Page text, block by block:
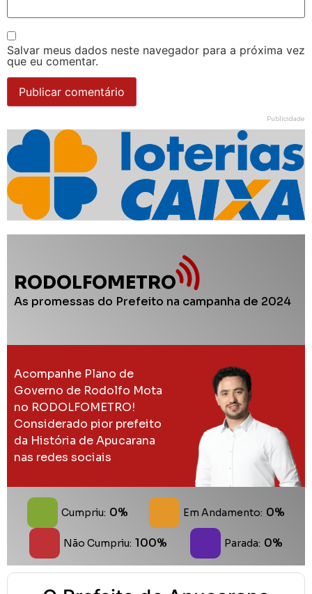
Salvar meus dados neste navegador para a próxima vez
que eu comentar.
Publicidade
RODOLFOMETRO
As promessas do Prefeito na campanha de 2024
Acompanhe Plano de
Governo de Rodolfo Mota
no RODOLFOMETRO!
Considerado pior prefeito
da História de Apucarana
nas redes sociais
Cumpriu: 0% Em Andamento: 0%
Não Cumpriu: 100% Parada: 0%